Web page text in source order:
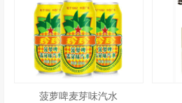
菠萝啤麦芽味汽水